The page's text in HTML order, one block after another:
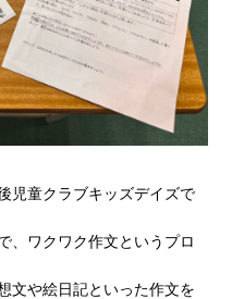
児童クラブキッズデイズで
、ワクワク作文というプロ
文や絵日記といった作文を